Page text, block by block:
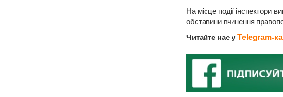
На місце події інспектори
обставини вчинення
Читайте нас у Telegram-